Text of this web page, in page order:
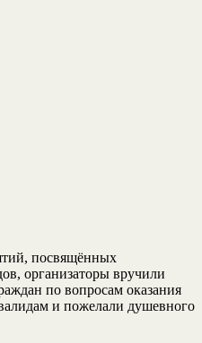
посвящённых
организаторы вручили
по вопросам оказания
и пожелали душевного